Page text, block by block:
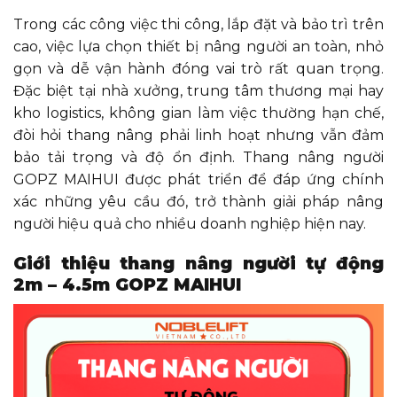
Tốc độ
di
chuyển
(nâng
cao)
km/h 1.1 1.1 1.1 1.1
Khoảng
sáng
gầm
m 0.04 0.04 0.04
Chiều
dài cơ
sở
1.24 1.24
Bánh
Bánh
dẫn
động
mm Ø250 × 80 Ø250 × 80
Bình
V/Ah 2-12/120 2-12/120 2-12/120
Bộ sạc
tích hợp
V/A 24/15 24/15 24/15
Trong các công việc thi công, lắp đặt và bảo trì trên
cao, việc lựa chọn thiết bị nâng người an toàn, nhỏ
gọn và dễ vận hành đóng vai trò rất quan trọng.
Đặc biệt tại nhà xưởng, trung tâm thương mại hay
kho logistics, không gian làm việc thường hạn chế,
đòi hỏi thang nâng phải linh hoạt nhưng vẫn đảm
bảo tải trọng và độ ổn định. Thang nâng người
GOPZ MAIHUI được phát triển để đáp ứng chính
xác những yêu cầu đó, trở thành giải pháp nâng
người hiệu quả cho nhiều doanh nghiệp hiện nay.
Giới thiệu thang nâng người tự động
2m – 4.5m GOPZ MAIHUI